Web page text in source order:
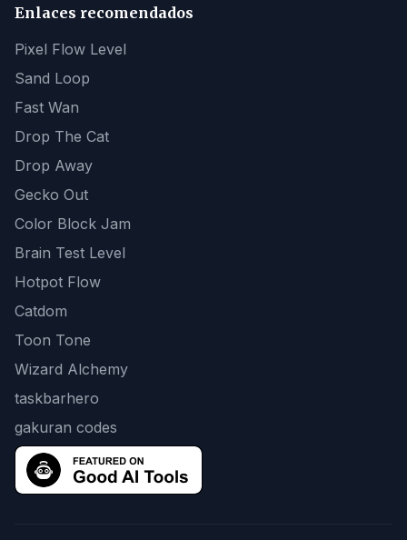
Enlaces recomendados
Pixel Flow Level
Sand Loop
Fast Wan
Drop The Cat
Drop Away
Gecko Out
Color Block Jam
Brain Test Level
Hotpot Flow
Catdom
Toon Tone
Wizard Alchemy
taskbarhero
gakuran codes